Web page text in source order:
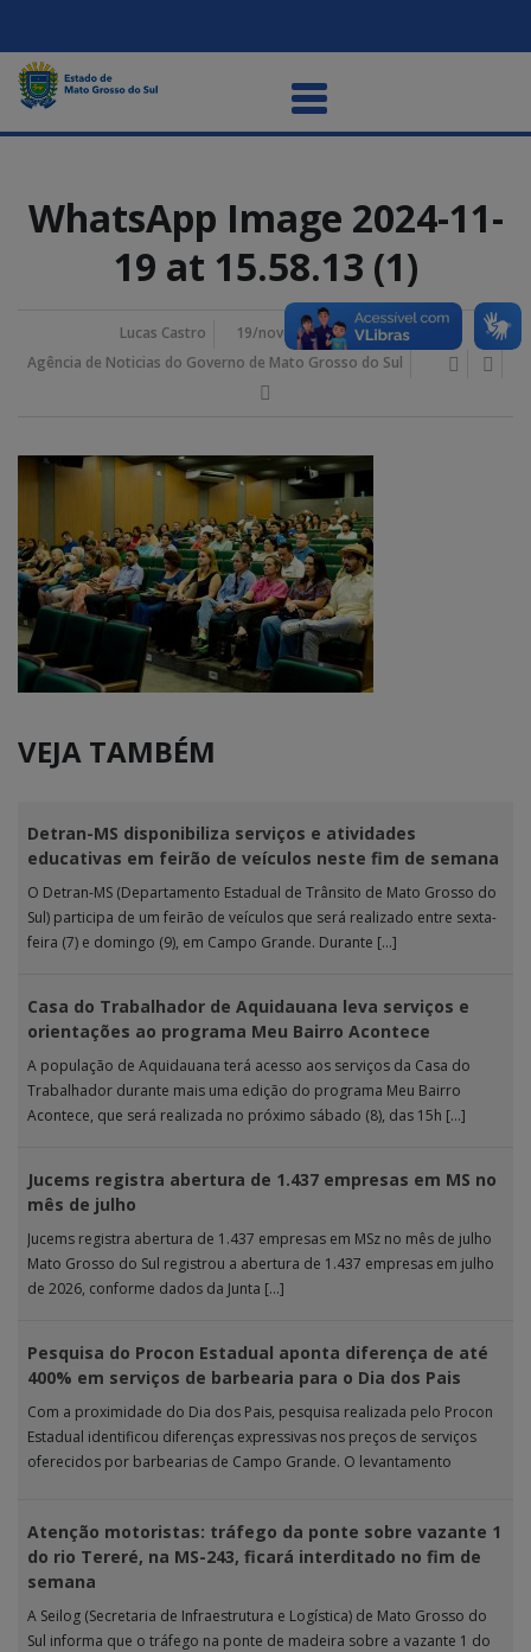
WhatsApp Image 2024-11-
19 at 15.58.13 (1)
Lucas Castro
19/novembro/2024 5:44 pm
Agência de Noticias do Governo de Mato Grosso do Sul
VEJA TAMBÉM
Detran-MS disponibiliza serviços e atividades
educativas em feirão de veículos neste fim de semana
O Detran-MS (Departamento Estadual de Trânsito de Mato Grosso do
Sul) participa de um feirão de veículos que será realizado entre sexta-
feira (7) e domingo (9), em Campo Grande. Durante […]
Casa do Trabalhador de Aquidauana leva serviços e
orientações ao programa Meu Bairro Acontece
A população de Aquidauana terá acesso aos serviços da Casa do
Trabalhador durante mais uma edição do programa Meu Bairro
Acontece, que será realizada no próximo sábado (8), das 15h […]
Jucems registra abertura de 1.437 empresas em MS no
mês de julho
Jucems registra abertura de 1.437 empresas em MSz no mês de julho
Mato Grosso do Sul registrou a abertura de 1.437 empresas em julho
de 2026, conforme dados da Junta […]
Pesquisa do Procon Estadual aponta diferença de até
400% em serviços de barbearia para o Dia dos Pais
Com a proximidade do Dia dos Pais, pesquisa realizada pelo Procon
Estadual identificou diferenças expressivas nos preços de serviços
oferecidos por barbearias de Campo Grande. O levantamento
Atenção motoristas: tráfego da ponte sobre vazante 1
do rio Tereré, na MS-243, ficará interditado no fim de
semana
A Seilog (Secretaria de Infraestrutura e Logística) de Mato Grosso do
Sul informa que o tráfego na ponte de madeira sobre a vazante 1 do